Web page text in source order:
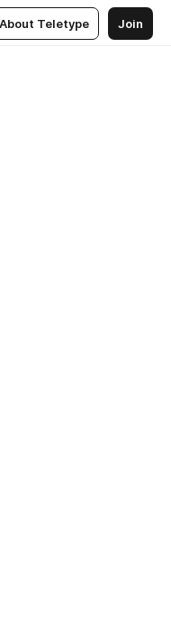
About Teletype Join